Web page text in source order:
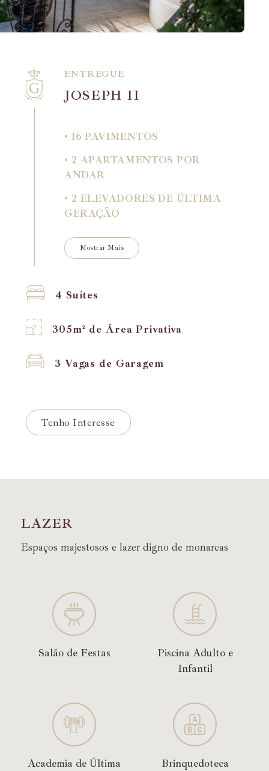
ENTREGUE
JOSEPH II
• 16 PAVIMENTOS
• 2 APARTAMENTOS POR
ANDAR
• 2 ELEVADORES DE ÚLTIMA
GERAÇÃO
• LAZER COMPLETO
Mostrar Mais
4 Suítes
305m² de Área Privativa
3 Vagas de Garagem
Tenho Interesse
LAZER
Espaços majestosos e lazer digno de monarcas
Salão de Festas
Piscina Adulto e
Infantil
Academia de Última
Brinquedoteca